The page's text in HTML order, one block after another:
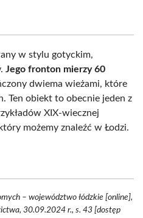
w stylu gotyckim,
Jego fronton mierzy 60
dwiema wieżami, które
Ten obiekt to obecnie jeden z
XIX-wiecznej
możemy znaleźć w Łodzi.
– województwo łódzkie [online],
30.09.2024 r., s. 43 [dostęp